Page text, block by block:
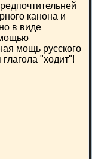
канона и
в виде
мощь русского
"ходит"!